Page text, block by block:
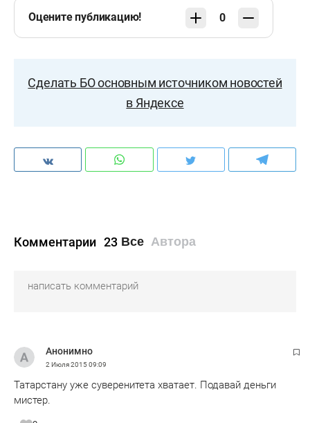
Оцените публикацию! 0
Сделать БО основным источником новостей
в Яндексе
Комментарии 23 Все Автора
Анонимно
2 Июля 201509:09
Татарстану уже суверенитета хватает. Подавай деньги
мистер.